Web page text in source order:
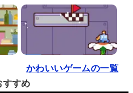
かわいいゲームの一覧
すすめ